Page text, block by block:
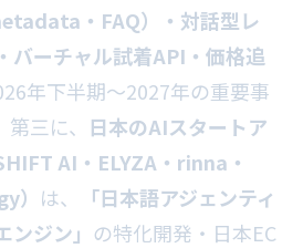
・FAQ）・対話型レ
バーチャル試着API・価格追
年下半期〜2027年の重要事
三に、
日本のAIスタートア
AI・ELYZA・rinna・
） は、
「日本語アジェンティ
ジン」 の特化開発・日本EC